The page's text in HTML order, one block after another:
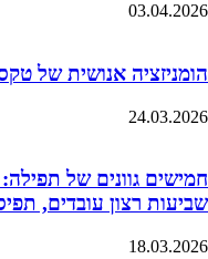
03.04.2026
הומניזציה אנושית של
24.03.2026
חמישים גוונים של תפילה:
שביעות רצון עובדים,
18.03.2026